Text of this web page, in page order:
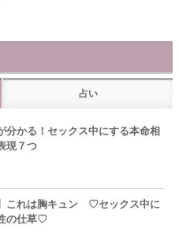
占い
分かる！セックス中にする本命相
現７つ
】これは胸キュン ♡セックス中に
の仕草♡